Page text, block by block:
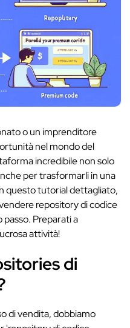
o un imprenditore
nel mondo del
incredibile non solo
per trasformarli in una
questo tutorial dettagliato,
repository di codice
Preparati a
attività!
di
di vendita, dobbiamo